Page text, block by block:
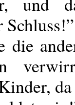
Schluss!”
die